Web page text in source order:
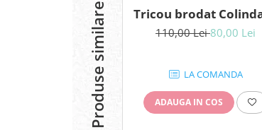
Produse similare Tricou brodat
110,00 Lei80,00 Lei
LA COMANDA
ADAUGA IN COS